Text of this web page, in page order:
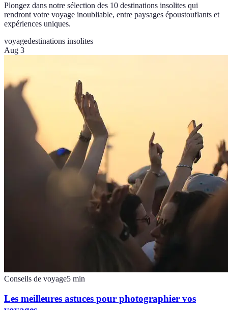
Plongez dans notre sélection des 10 destinations insolites qui
rendront votre voyage inoubliable, entre paysages époustouflants et
expériences uniques.
voyagedestinations insolites
Aug 3
Conseils de voyage5 min
Les meilleures astuces pour photographier vos